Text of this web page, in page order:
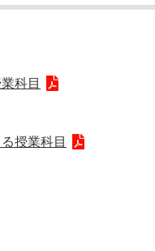
科目
授業科目